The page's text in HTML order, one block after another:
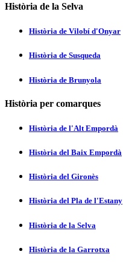
Història de la Selva
Història de Vilobí d'Onyar
Història de Susqueda
Història de Brunyola
Història per comarques
Història de l'Alt Empordà
Història del Baix Empordà
Història del Gironès
Història del Pla de l'Estany
Història de la Selva
Història de la Garrotxa